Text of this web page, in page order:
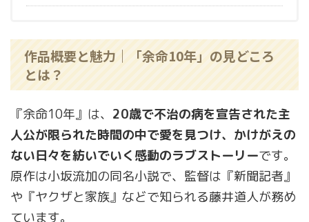
作品概要と魅力｜「余命10年」の見どころ
とは？
『余命10年』は、 20歳で不治の病を宣告された主
人公が限られた時間の中で愛を見つけ、かけがえの
ない日々を紡いでいく感動のラブストーリーです。
原作は小坂流加の同名小説で、監督は『新聞記者』
や『ヤクザと家族』などで知られる藤井道人が務め
ています。